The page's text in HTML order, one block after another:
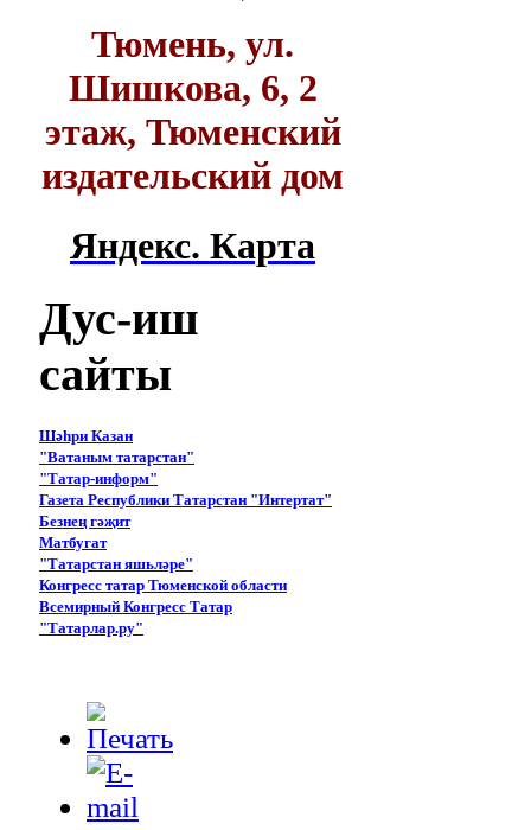
Тюмень, ул.
Шишкова, 6, 2
этаж, Тюменский
издательский дом
Яндекс. Карта
Дус-иш
сайты
Шәһри Казан
"Ватаным татарстан"
"Татар-информ"
Газета Республики Татарстан "Интертат"
Безнең гәҗит
Матбугат
"Татарстан яшьләре"
Конгресс татар Тюменской области
Всемирный Конгресс Татар
"Татарлар.ру"